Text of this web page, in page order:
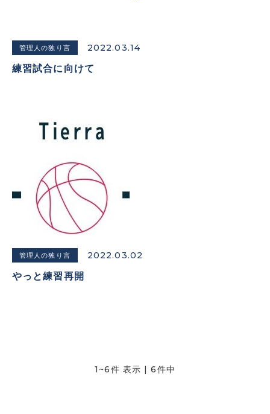
管理人の独り言 2022.03.14
練習試合に向けて
管理人の独り言 2022.03.02
やっと練習再開
1~6件 表示 | 6件中